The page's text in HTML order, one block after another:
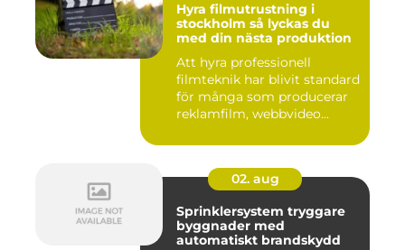
Hyra filmutrustning i
stockholm så lyckas du
med din nästa produktion
Att hyra professionell
filmteknik har blivit standard
för många som producerar
reklamfilm, webbvideo...
02. aug
Sprinklersystem tryggare
byggnader med
automatiskt brandskydd